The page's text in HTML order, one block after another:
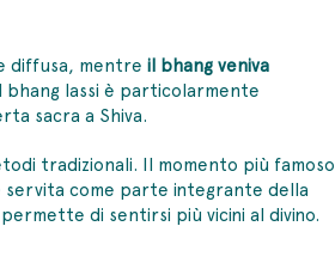
diffusa, mentre il bhang veniva
bhang lassi è particolarmente
sacra a Shiva.
tradizionali. Il momento più famoso
servita come parte integrante della
di sentirsi più vicini al divino.